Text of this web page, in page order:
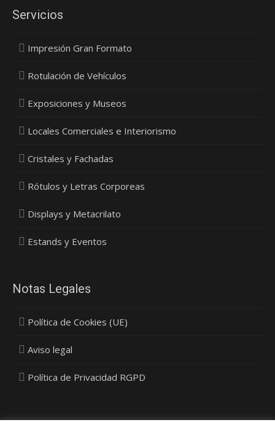
Servicios
Impresión Gran Formato
Rotulación de Vehículos
Exposiciones y Museos
Locales Comerciales e Interiorismo
Cristales y Fachadas
Rótulos y Letras Corporeas
Displays y Metacrilato
Estands y Eventos
Notas Legales
Política de Cookies (UE)
Aviso legal
Política de Privacidad RGPD